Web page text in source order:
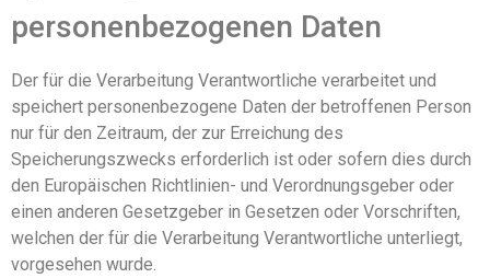
personenbezogenen Daten
Der für die Verarbeitung Verantwortliche verarbeitet und
speichert personenbezogene Daten der betroffenen Person
nur für den Zeitraum, der zur Erreichung des
Speicherungszwecks erforderlich ist oder sofern dies durch
den Europäischen Richtlinien- und Verordnungsgeber oder
einen anderen Gesetzgeber in Gesetzen oder Vorschriften,
welchen der für die Verarbeitung Verantwortliche unterliegt,
vorgesehen wurde.